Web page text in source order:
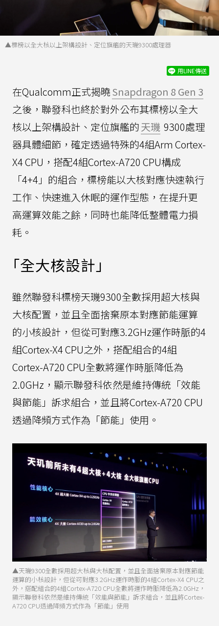
▲標榜以全大核以上架構設計、定位旗艦的天璣9300處理器
用LINE傳送
在Qualcomm正式揭曉Snapdragon 8 Gen 3
之後，聯發科也終於對外公布其標榜以全大
核以上架構設計、定位旗艦的天璣 9300處理
器具體細節，確定透過特殊的4組Arm Cortex-
X4 CPU，搭配4組Cortex-A720 CPU構成
「4+4」的組合，標榜能以大核對應快速執行
工作、快速進入休眠的運作型態，在提升更
高運算效能之餘，同時也能降低整體電力損
耗。
「全大核設計」
雖然聯發科標榜天璣9300全數採用超大核與
大核配置，並且全面捨棄原本對應節能運算
的小核設計，但從可對應3.2GHz運作時脈的4
組Cortex-X4 CPU之外，搭配組合的4組
Cortex-A720 CPU全數將運作時脈降低為
2.0GHz，顯示聯發科依然是維持傳統「效能
與節能」訴求組合，並且將Cortex-A720 CPU
透過降頻方式作為「節能」使用。
▲天璣9300全數採用超大核與大核配置，並且全面捨棄原本對應節能
運算的小核設計，但從可對應3.2GHz運作時脈的4組Cortex-X4 CPU之
外，搭配組合的4組Cortex-A720 CPU全數將運作時脈降低為2.0GHz，
顯示聯發科依然是維持傳統「效能與節能」訴求組合，並且將Cortex-
A720 CPU透過降頻方式作為「節能」使用